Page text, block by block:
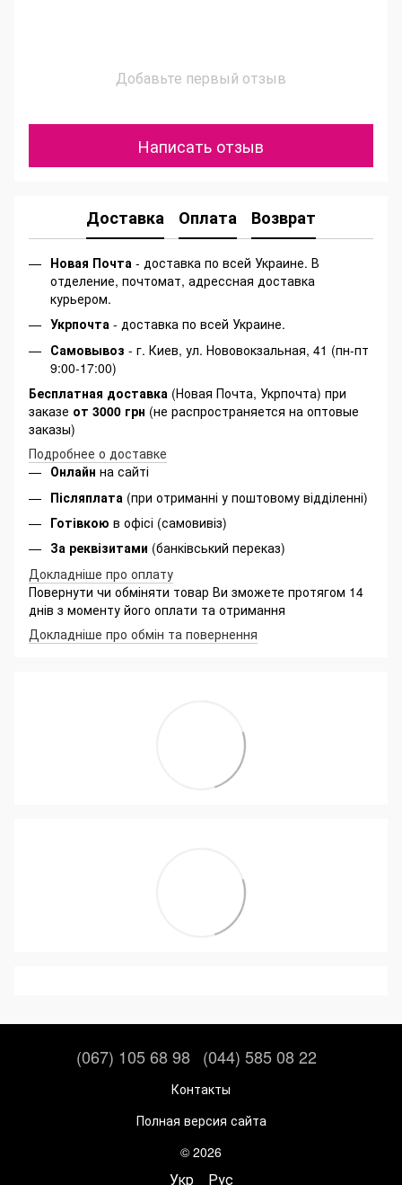
Добавьте первый отзыв
Написать отзыв
Доставка Оплата Возврат
Новая Почта - доставка по всей Украине. В
отделение, почтомат, адрессная доставка
курьером.
Укрпочта - доставка по всей Украине.
Самовывоз - г. Киев, ул. Нововокзальная, 41 (пн-пт
9:00-17:00)
Бесплатная доставка (Новая Почта, Укрпочта) при
заказе от 3000 грн (не распространяется на оптовые
заказы)
Подробнее о доставке
Онлайн на сайті
Післяплата (при отриманні у поштовому відділенні)
Готівкою в офісі (самовивіз)
За реквізитами (банківський переказ)
Докладніше про оплату
Повернути чи обміняти товар Ви зможете протягом 14
днів з моменту його оплати та отримання
Докладніше про обмін та повернення
(067) 105 68 98 (044) 585 08 22
Контакты
Полная версия сайта
© 2026
Укр Рус